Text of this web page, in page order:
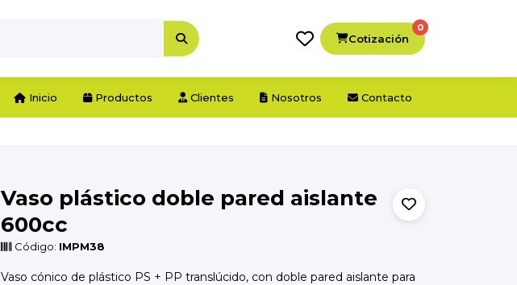
Cotización
0
Inicio Productos Clientes Nosotros Contacto
Vaso plástico doble pared aislante
600cc
Código: IMPM38
Vaso cónico de plástico PS + PP translúcido, con doble pared aislante para